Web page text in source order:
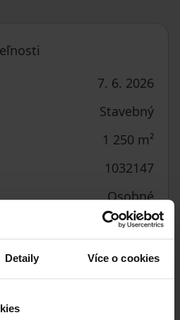
Detaily Více o cookies
7. 6. 2026
Stavebný
1 250 m²
1032147
Osobné
/ m2